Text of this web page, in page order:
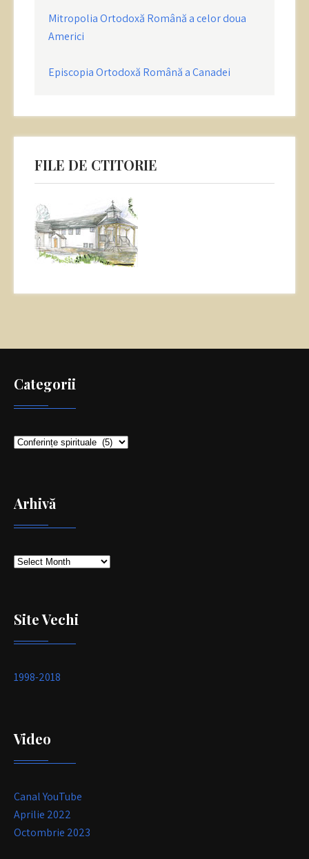
Mitropolia Ortodoxă Română a celor doua
Americi
Episcopia Ortodoxă Română a Canadei
FILE DE CTITORIE
Categorii
Categorii
Arhivă
Arhivă
Site Vechi
1998-2018
Video
Canal YouTube
Aprilie 2022
Octombrie 2023